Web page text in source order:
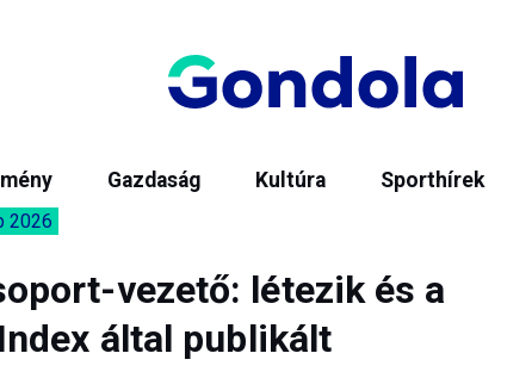
Gazdaság Kultúra Sporthírek
2026
vezető: létezik és a
által publikált